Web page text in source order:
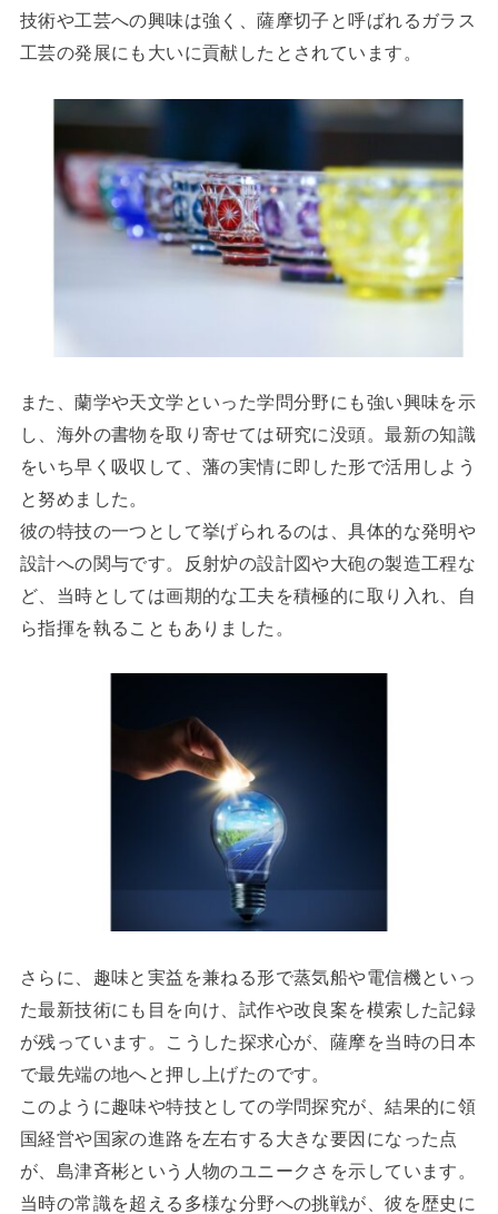
技術や工芸への興味は強く、薩摩切子と呼ばれるガラス
工芸の発展にも大いに貢献したとされています。
また、蘭学や天文学といった学問分野にも強い興味を示
し、海外の書物を取り寄せては研究に没頭。最新の知識
をいち早く吸収して、藩の実情に即した形で活用しよう
と努めました。
彼の特技の一つとして挙げられるのは、具体的な発明や
設計への関与です。反射炉の設計図や大砲の製造工程な
ど、当時としては画期的な工夫を積極的に取り入れ、自
ら指揮を執ることもありました。
さらに、趣味と実益を兼ねる形で蒸気船や電信機といっ
た最新技術にも目を向け、試作や改良案を模索した記録
が残っています。こうした探求心が、薩摩を当時の日本
で最先端の地へと押し上げたのです。
このように趣味や特技としての学問探究が、結果的に領
国経営や国家の進路を左右する大きな要因になった点
が、島津斉彬という人物のユニークさを示しています。
当時の常識を超える多様な分野への挑戦が、彼を歴史に